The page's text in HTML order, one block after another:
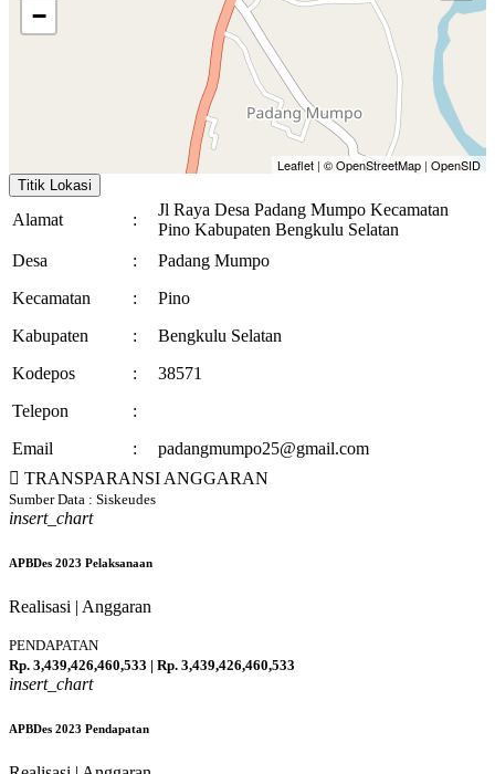
−
Leaflet | © OpenStreetMap | OpenSID
Titik Lokasi
Alamat :
Jl Raya Desa Padang Mumpo Kecamatan
Pino Kabupaten Bengkulu Selatan
Desa
:
Padang Mumpo
Kecamatan
:
Pino
Kabupaten
:
Bengkulu Selatan
Kodepos
:
38571
Telepon
:
Email
:
padangmumpo25@gmail.com
TRANSPARANSI ANGGARAN
Sumber Data : Siskeudes
insert_chart
APBDes 2023 Pelaksanaan
Realisasi | Anggaran
PENDAPATAN
Rp. 3,439,426,460,533 | Rp. 3,439,426,460,533
insert_chart
APBDes 2023 Pendapatan